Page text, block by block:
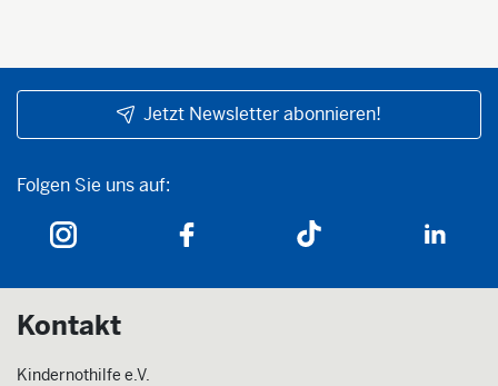
Jetzt Newsletter abonnieren!
Folgen Sie uns auf:
Folgen Sie uns auf:
Kontakt
Kindernothilfe e.V.